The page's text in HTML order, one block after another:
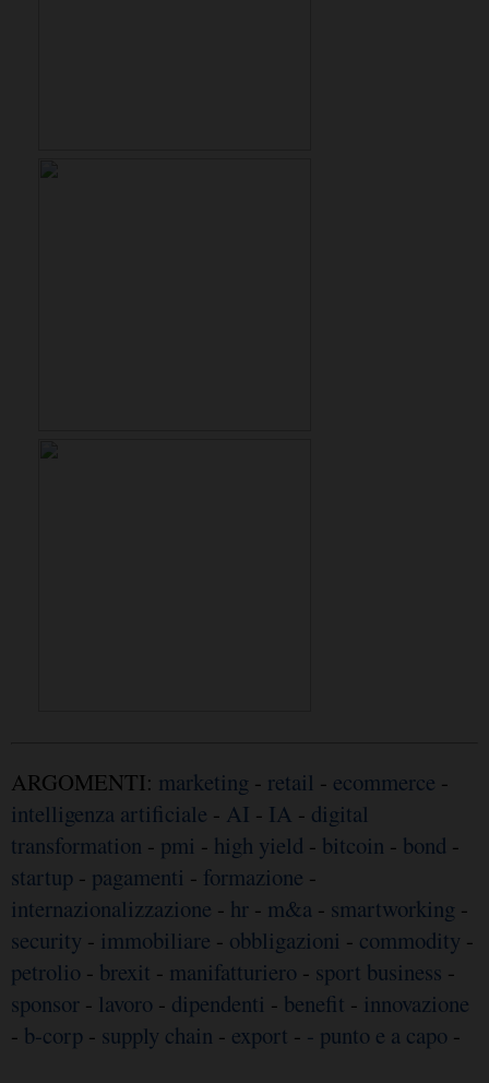
ARGOMENTI: marketing - retail - ecommerce -
intelligenza artificiale - AI - IA - digital
transformation - pmi - high yield - bitcoin - bond -
startup - pagamenti - formazione -
internazionalizzazione - hr - m&a - smartworking -
security - immobiliare - obbligazioni - commodity -
petrolio - brexit - manifatturiero - sport business -
sponsor - lavoro - dipendenti - benefit - innovazione
- b-corp - supply chain - export - - punto e a capo -